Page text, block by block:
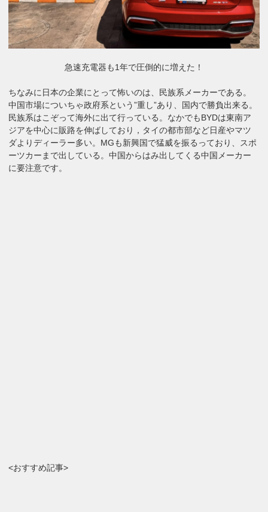
急速充電器も1年で圧倒的に増えた！
ちなみに日本の企業にとって怖いのは、民族系メーカーである。
中国市場についちゃ政府系という”重し”あり、国内で勝負出来る。
民族系はこぞって海外に出て行っている。なかでもBYDは東南ア
ジアを中心に販路を伸ばしており，タイの都市部など日産やマツ
ダよりディーラー多い。MGも新興国で猛威を振るっており、スポ
ーツカーまで出している。中国からはみ出してくる中国メーカー
に要注意です。
<おすすめ記事>